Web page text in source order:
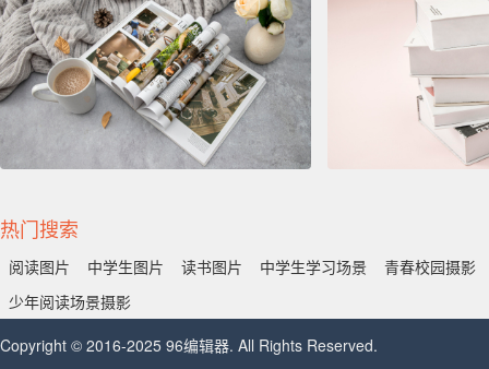
热门搜索
阅读图片 中学生图片 读书图片 中学生学习场景
青春校园摄影
少年阅读场景摄影
Copyright © 2016-2025 96编辑器. All Rights Reserved.